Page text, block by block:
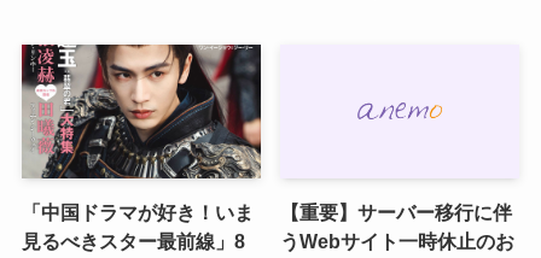
「中国ドラマが好き！いま
見るべきスター最前線」8
【重要】サーバー移行に伴
うWebサイト一時休止のお